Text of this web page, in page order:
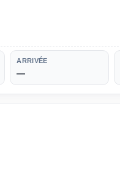
ARRIVÉE
—